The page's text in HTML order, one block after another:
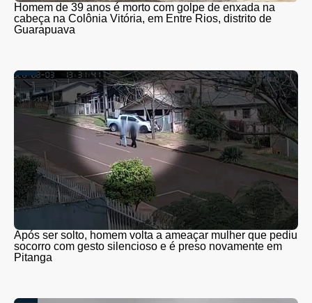
Homem de 39 anos é morto com golpe de enxada na
cabeça na Colônia Vitória, em Entre Rios, distrito de
Guarapuava
Após ser solto, homem volta a ameaçar mulher que pediu
socorro com gesto silencioso e é preso novamente em
Pitanga